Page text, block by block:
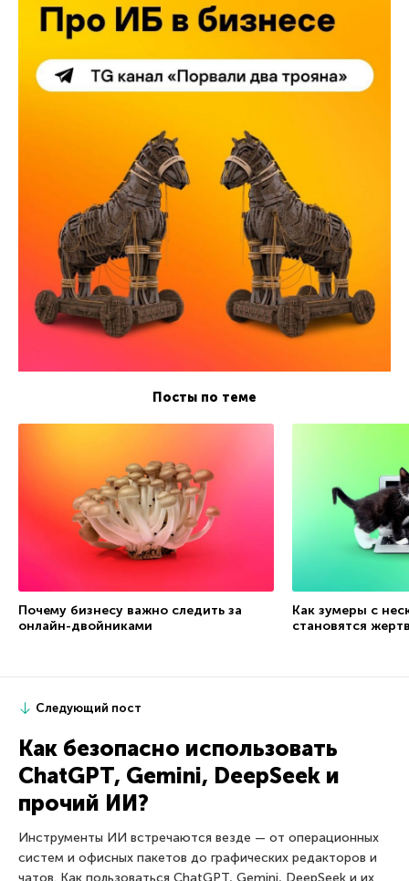
Посты по теме
Почему бизнесу важно следить за
онлайн-двойниками
Как зумеры с
становятся
Следующий пост
Как безопасно использовать
ChatGPT, Gemini, DeepSeek и
прочий ИИ?
Инструменты ИИ встречаются везде — от операционных
систем и офисных пакетов до графических редакторов и
чатов. Как пользоваться ChatGPT, Gemini, DeepSeek и их